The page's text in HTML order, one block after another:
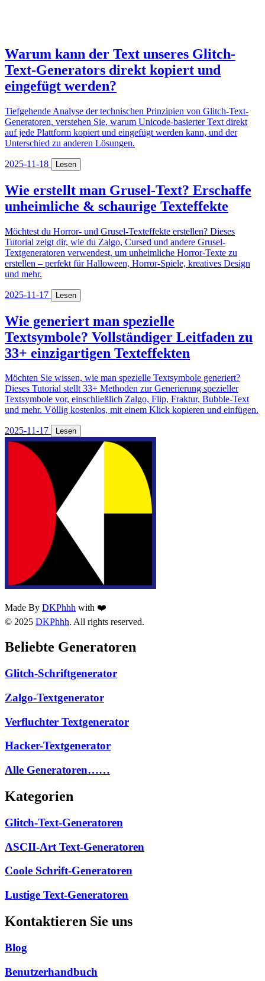
Warum kann der Text unseres Glitch-
Text-Generators direkt kopiert und
eingefügt werden?
Tiefgehende Analyse der technischen Prinzipien von Glitch-Text-
Generatoren, verstehen Sie, warum Unicode-basierter Text direkt
auf jede Plattform kopiert und eingefügt werden kann, und der
Unterschied zu anderen Lösungen.
2025-11-18 Lesen
Wie erstellt man Grusel-Text? Erschaffe
unheimliche & schaurige Texteffekte
Möchtest du Horror- und Grusel-Texteffekte erstellen? Dieses
Tutorial zeigt dir, wie du Zalgo, Cursed und andere Grusel-
Textgeneratoren verwendest, um unheimliche Horror-Texte zu
erstellen – perfekt für Halloween, Horror-Spiele, kreatives Design
und mehr.
2025-11-17 Lesen
Wie generiert man spezielle
Textsymbole? Vollständiger Leitfaden zu
33+ einzigartigen Texteffekten
Möchten Sie wissen, wie man spezielle Textsymbole generiert?
Dieses Tutorial stellt 33+ Methoden zur Generierung spezieller
Textsymbole vor, einschließlich Zalgo, Flip, Fraktur, Bubble-Text
und mehr. Völlig kostenlos, mit einem Klick kopieren und einfügen.
2025-11-17 Lesen
Made By DKPhhh with ❤️
© 2025 DKPhhh. All rights reserved.
Beliebte Generatoren
Glitch-Schriftgenerator
Zalgo-Textgenerator
Verfluchter Textgenerator
Hacker-Textgenerator
Alle Generatoren……
Kategorien
Glitch-Text-Generatoren
ASCII-Art Text-Generatoren
Coole Schrift-Generatoren
Lustige Text-Generatoren
Kontaktieren Sie uns
Blog
Benutzerhandbuch